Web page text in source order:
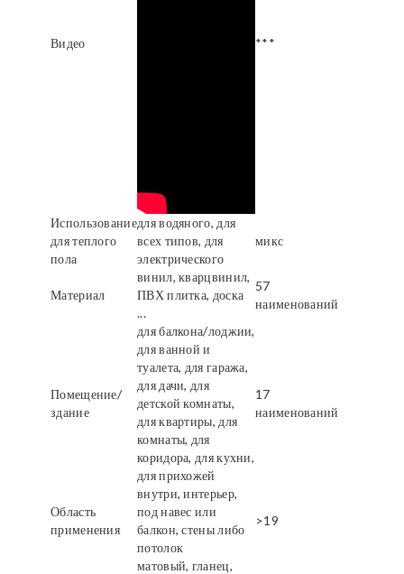
Видео ***
Использование
для теплого
пола
для водяного, для
всех типов, для
электрического
микс
Материал
винил, кварцвинил,
ПВХ плитка, доска
...
57
наименований
Помещение/
здание
для балкона/лоджии,
для ванной и
туалета, для гаража,
для дачи, для
детской комнаты,
для квартиры, для
комнаты, для
коридора, для кухни,
для прихожей
17
наименований
Область
применения
внутри, интерьер,
под навес или
балкон, стены либо
потолок
>19
матовый, гланец,